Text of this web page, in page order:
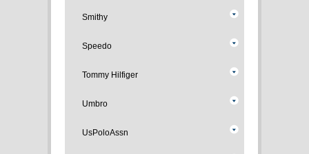
Smithy
Speedo
Tommy Hilfiger
Umbro
UsPoloAssn